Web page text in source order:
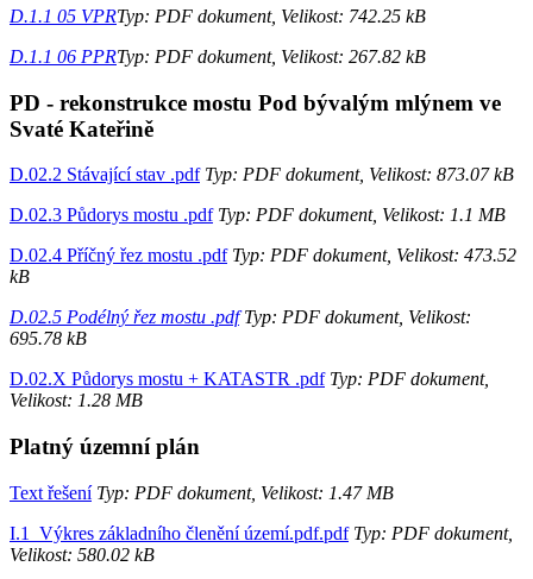
D.1.1 05 VPRTyp: PDF dokument, Velikost: 742.25 kB
D.1.1 06 PPRTyp: PDF dokument, Velikost: 267.82 kB
PD - rekonstrukce mostu Pod bývalým mlýnem ve
Svaté Kateřině
D.02.2 Stávající stav .pdfTyp: PDF dokument, Velikost: 873.07 kB
D.02.3 Půdorys mostu .pdfTyp: PDF dokument, Velikost: 1.1 MB
D.02.4 Příčný řez mostu .pdfTyp: PDF dokument, Velikost: 473.52
kB
D.02.5 Podélný řez mostu .pdfTyp: PDF dokument, Velikost:
695.78 kB
D.02.X Půdorys mostu + KATASTR .pdfTyp: PDF dokument,
Velikost: 1.28 MB
Platný územní plán
Text řešeníTyp: PDF dokument, Velikost: 1.47 MB
I.1_Výkres základního členění území.pdf.pdfTyp: PDF dokument,
Velikost: 580.02 kB